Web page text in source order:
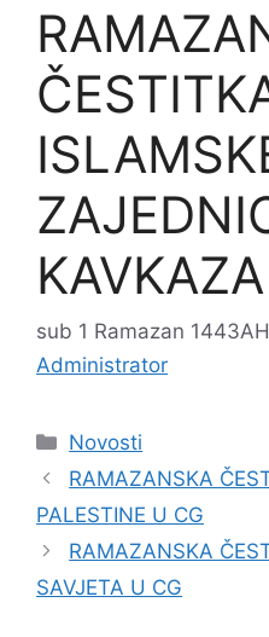
KAVKAZA
sub 1 Ramazan
Administrator
Kategorije
Novosti
RAMAZANSKA
PALESTINE U CG
RAMAZANSKA
SAVJETA U CG